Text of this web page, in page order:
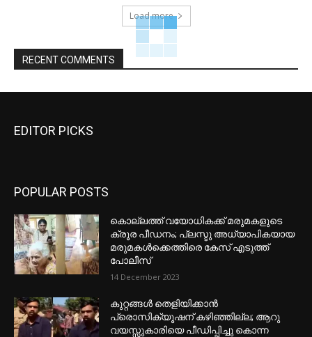
Load more
RECENT COMMENTS
EDITOR PICKS
POPULAR POSTS
കൊല്ലത്ത് വയോധികക്ക് മരുമകളുടെ
ക്രൂര പീഡനം; പ്ലസ്ടു അധ്യാപികയായ
മരുമകൾക്കെത്തിരെ കേസ് എടുത്ത്
പോലീസ്
14 December 2023
കുറ്റങ്ങൾ തെളിയിക്കാൻ
പ്രൊസിക്യൂഷന് കഴിഞ്ഞില്ല; ആറു
വയസ്സുകാരിയെ പീഡിപ്പിച്ചു കൊന്ന